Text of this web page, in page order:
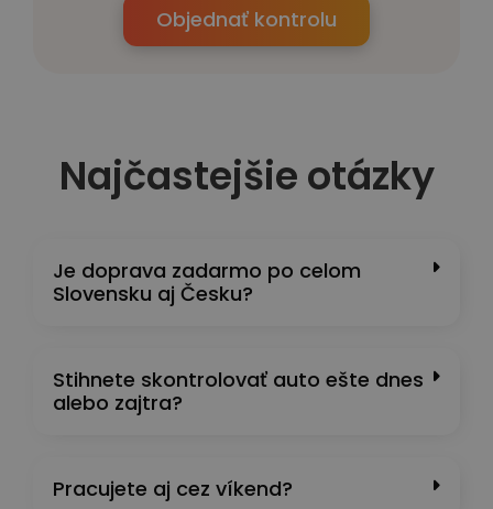
Objednať kontrolu
Najčastejšie otázky
Je doprava zadarmo po celom
Slovensku aj Česku?
Stihnete skontrolovať auto ešte dnes
alebo zajtra?
Pracujete aj cez víkend?